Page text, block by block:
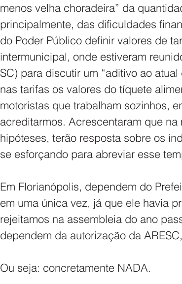
menos velha choradeira” da
principalmente, das dificuldades
do Poder Público definir valores de
intermunicipal, onde estiveram
SC) para discutir um “aditivo ao
nas tarifas os valores do tíquete
motoristas que trabalham sozinhos,
acreditarmos. Acrescentaram que
hipóteses, terão resposta sobre os
se esforçando para abreviar esse
Em Florianópolis, dependem do
em uma única vez, já que ele havia
rejeitamos na assembleia do ano
dependem da autorização da
Ou seja: concretamente NADA.